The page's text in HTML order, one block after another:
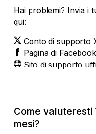
Hai problemi? Invia i
qui:
Conto di supporto
Pagina di Facebook
Sito di supporto
Come valuteresti
mesi?